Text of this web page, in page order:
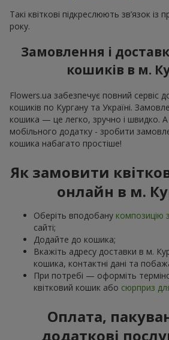
Такі квіткові підкреслюють зв’язок
року.
Замовлення і
кошиків в м.
Flowers.ua забезпечує повний сервіс
кошиків по Кургану та Україні.
кошика — це легко, зручно і швидко.
мобільного додатку - зробити
кошика набагато простіше!
Як замовити
онлайн в м.
Оберіть вподобану композицію з
сайті;
Додайте до кошика;
Вкажіть адресу доставки в м.
кошика, контактні дані та
При потребі — оформіть
квітковий кошик або сюрприз
Оплата,
додаткові